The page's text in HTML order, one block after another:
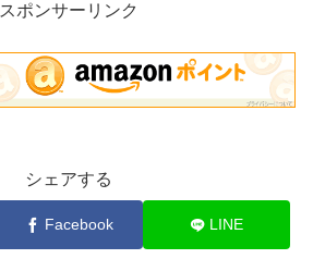
スポンサーリンク
シェアする
Facebook LINE